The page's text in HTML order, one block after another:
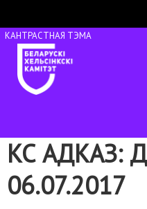
КС АДКАЗ:
06.07.2017